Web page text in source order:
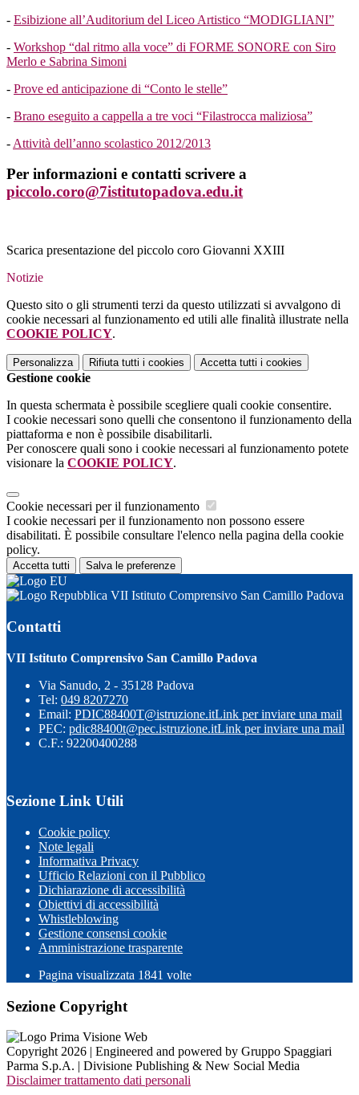
- Esibizione all’Auditorium del Liceo Artistico “MODIGLIANI”
- Workshop “dal ritmo alla voce” di FORME SONORE con Siro
Merlo e Sabrina Simoni
- Prove ed anticipazione di “Conto le stelle”
- Brano eseguito a cappella a tre voci “Filastrocca maliziosa”
- Attività dell’anno scolastico 2012/2013
Per informazioni e contatti scrivere a
piccolo.coro@7istitutopadova.edu.it
Scarica presentazione del piccolo coro Giovanni XXIII
Notizie
Questo sito o gli strumenti terzi da questo utilizzati si avvalgono di
cookie necessari al funzionamento ed utili alle finalità illustrate nella
COOKIE POLICY.
Personalizza Rifiuta tutti i cookies Accetta tutti i cookies
Gestione cookie
In questa schermata è possibile scegliere quali cookie consentire.
I cookie necessari sono quelli che consentono il funzionamento della
piattaforma e non è possibile disabilitarli.
Per conoscere quali sono i cookie necessari al funzionamento potete
visionare la COOKIE POLICY.
Cookie necessari per il funzionamento
I cookie necessari per il funzionamento non possono essere
disabilitati. È possibile consultare l'elenco nella pagina della cookie
policy.
Accetta tutti Salva le preferenze
VII Istituto Comprensivo San Camillo Padova
Contatti
VII Istituto Comprensivo San Camillo Padova
Via Sanudo, 2 - 35128 Padova
Tel: 049 8207270
Email: PDIC88400T@istruzione.itLink per inviare una mail
PEC: pdic88400t@pec.istruzione.itLink per inviare una mail
C.F.: 92200400288
Sezione Link Utili
Cookie policy
Note legali
Informativa Privacy
Ufficio Relazioni con il Pubblico
Dichiarazione di accessibilità
Obiettivi di accessibilità
Whistleblowing
Gestione consensi cookie
Amministrazione trasparente
Pagina visualizzata 1841 volte
Sezione Copyright
Copyright 2026 | Engineered and powered by Gruppo Spaggiari
Parma S.p.A. | Divisione Publishing & New Social Media
Disclaimer trattamento dati personali